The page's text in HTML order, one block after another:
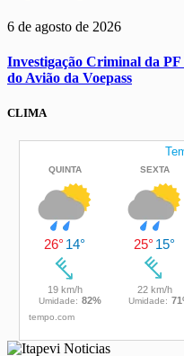
6 de agosto de 2026
Investigação Criminal da PF
do Avião da Voepass
CLIMA